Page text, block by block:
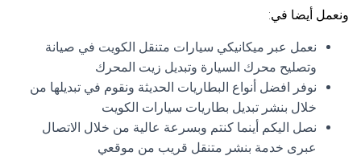
ونعمل أيضا في:
نعمل عبر ميكانيكي سيارات متنقل الكويت في صيانة
وتصليح محرك السيارة وتبديل زيت المحرك
نوفر افضل أنواع البطاريات الحديثة ونقوم في تبديلها من
خلال بنشر تبديل بطاريات سيارات الكويت
نصل اليكم أينما كنتم وبسرعة عالية من خلال الاتصال
عبرى خدمة بنشر متنقل قريب من موقعي